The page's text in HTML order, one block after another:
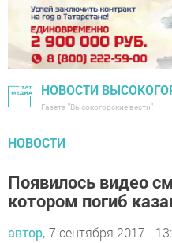
НОВОСТИ
Газета "Высокогорские вести"
НОВОСТИ
Появилось видео
котором погиб
автор, 7 сентября 2017 -